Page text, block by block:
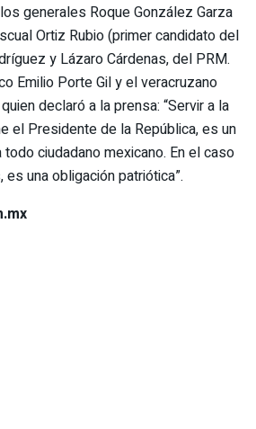
generales Roque González Garza
Ortiz Rubio (primer candidato del
y Lázaro Cárdenas, del PRM.
Emilio Porte Gil y el veracruzano
declaró a la prensa: “Servir a la
el Presidente de la República, es un
ciudadano mexicano. En el caso
una obligación patriótica”.